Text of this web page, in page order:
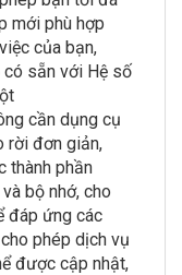
mới phù hợp
của bạn,
có sẵn với Hệ số
cần dụng cụ
rời đơn giản,
thành phần
bộ nhớ, cho
đáp ứng các
phép dịch vụ
được cập nhật,